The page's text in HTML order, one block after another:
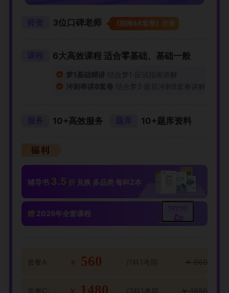
3位口碑老师 《指南&8套卷》作者
6大高效课程 适合零基础、基础一般
梦1基础精讲 结合梦1·应试指南讲解
冲刺串讲8套卷 结合梦3·最后冲刺8套卷讲解
10+高效服务 10+题库资料
辅导书 3.5 折 兑换 多品类 每科2本
赠 2026年全套课程
套餐A: ￥ 560 /1科1考期 ￥660
套餐C: 1480 /3科1考期 ￥1880